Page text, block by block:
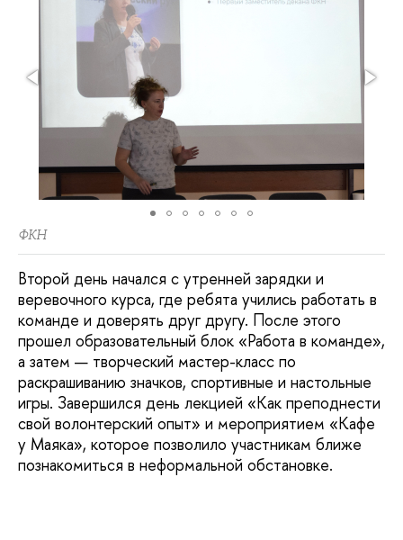
ФКН
Второй день начался с утренней зарядки и
веревочного курса, где ребята учились работать в
команде и доверять друг другу. После этого
прошел образовательный блок «Работа в команде»,
а затем — творческий мастер-класс по
раскрашиванию значков, спортивные и настольные
игры. Завершился день лекцией «Как преподнести
свой волонтерский опыт» и мероприятием «Кафе
у Маяка», которое позволило участникам ближе
познакомиться в неформальной обстановке.